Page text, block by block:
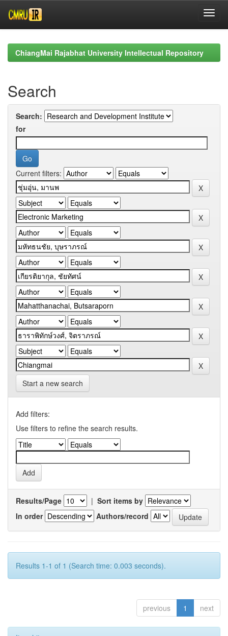
navigationChiangMai Rajabhat University Intellectual Repository
Search
Search:
for
Current filters:
Start a new search
Add filters:
Use filters to refine the search results.
Results/Page | Sort items by
In order
Authors/record
Results 1-1 of 1 (Search time: 0.003 seconds).
previous 1 next